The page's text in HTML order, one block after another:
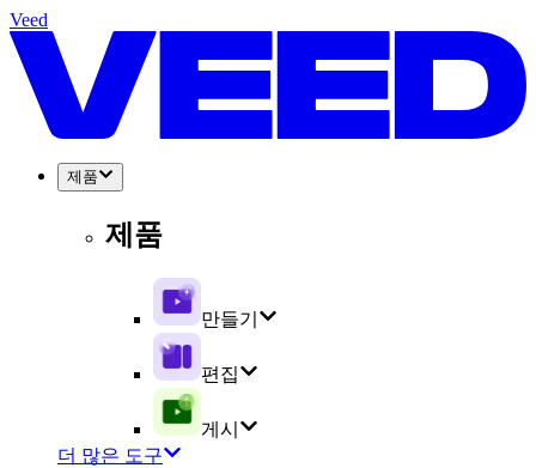
Veed
제품
제품
만들기
편집
게시
더 많은 도구